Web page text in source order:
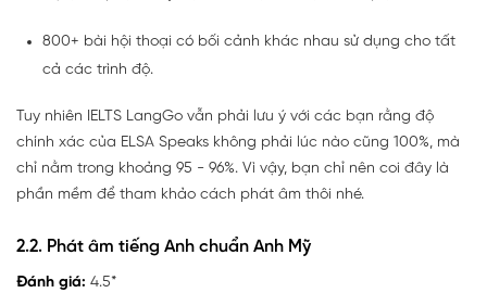
800+ bài hội thoại có bối cảnh khác nhau sử dụng cho tất
cả các trình độ.
Tuy nhiên IELTS LangGo vẫn phải lưu ý với các bạn rằng độ
chính xác của ELSA Speaks không phải lúc nào cũng 100%, mà
chỉ nằm trong khoảng 95 - 96%. Vì vậy, bạn chỉ nên coi đây là
phần mềm để tham khảo cách phát âm thôi nhé.
2.2. Phát âm tiếng Anh chuẩn Anh Mỹ
Đánh giá: 4.5*